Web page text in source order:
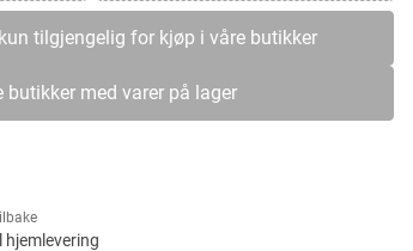
tilgjengelig for kjøp i våre butikker
butikker med varer på lager
hjemlevering